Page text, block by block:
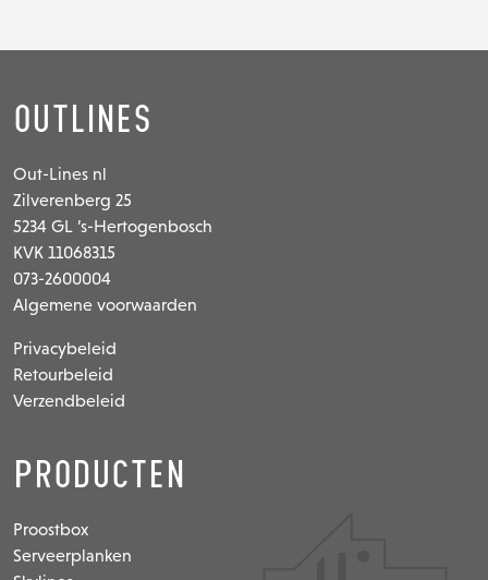
Outlines
Out-Lines nl
Zilverenberg 25
5234 GL ’s-Hertogenbosch
KVK 11068315
073-2600004
Algemene voorwaarden
Privacybeleid
Retourbeleid
Verzendbeleid
Producten
Proostbox
Serveerplanken